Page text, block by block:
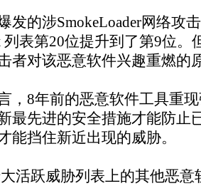
发的涉SmokeLoader网络攻
列表第20位提升到了第9位。
者对该恶意软件兴趣重燃的
，8年前的恶意软件工具重
最先进的安全措施才能防止
能挡住新近出现的威胁。
大活跃威胁列表上的其他恶